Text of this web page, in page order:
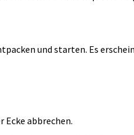
und starten. Es
Ecke abbrechen.